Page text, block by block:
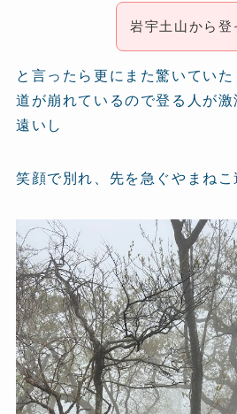
岩宇土山から登
と言ったら更にまた驚いていた
道が崩れているので登る人が激
遠いし
笑顔で別れ、先を急ぐやまねこ